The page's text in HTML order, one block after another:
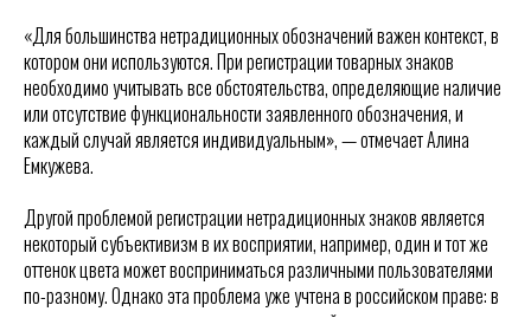
«Для большинства нетрадиционных обозначений важен контекст, в
котором они используются. При регистрации товарных знаков
необходимо учитывать все обстоятельства, определяющие наличие
или отсутствие функциональности заявленного обозначения, и
каждый случай является индивидуальным», — отмечает Алина
Емкужева.
Другой проблемой регистрации нетрадиционных знаков является
некоторый субъективизм в их восприятии, например, один и тот же
оттенок цвета может восприниматься различными пользователями
по-разному. Однако эта проблема уже учтена в российском праве: в